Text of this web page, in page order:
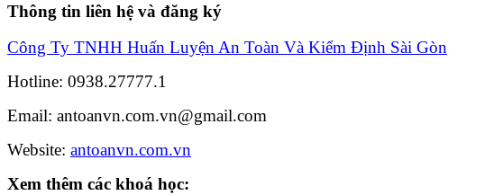
Thông tin liên hệ và đăng ký
Công Ty TNHH Huấn Luyện An Toàn Và Kiểm Định Sài Gòn
Hotline: 0938.27777.1
Email: antoanvn.com.vn@gmail.com
Website: antoanvn.com.vn
Xem thêm các khoá học: